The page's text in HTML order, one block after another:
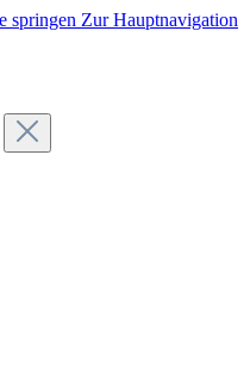
springen Zur Hauptnavigation